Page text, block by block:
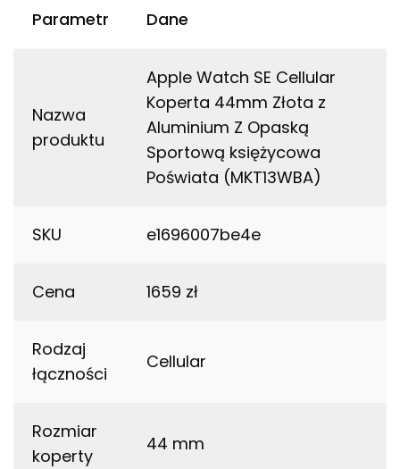
Parametr Dane
Nazwa
produktu
Apple Watch SE Cellular
Koperta 44mm Złota z
Aluminium Z Opaską
Sportową księżycowa
Poświata (MKT13WBA)
SKU e1696007be4e
Cena 1659 zł
Rodzaj
łączności
Cellular
Rozmiar
koperty
44 mm